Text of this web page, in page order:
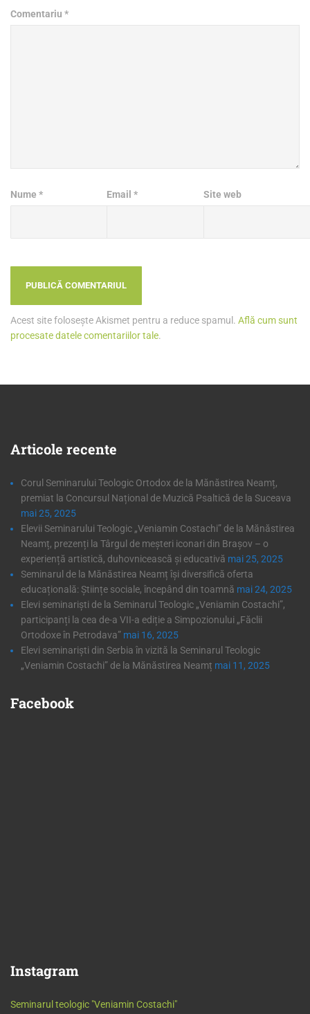
Comentariu *
Nume * Email* Site web
Acest site folosește Akismet pentru a reduce spamul. Află cum sunt
procesate datele comentariilor tale.
Articole recente
Corul Seminarului Teologic Ortodox de la Mănăstirea Neamț,
premiat la Concursul Național de Muzică Psaltică de la Suceava
mai 25, 2025
Elevii Seminarului Teologic „Veniamin Costachi” de la Mănăstirea
Neamț, prezenți la Târgul de meșteri iconari din Brașov – o
experiență artistică, duhovnicească și educativă mai 25, 2025
Seminarul de la Mănăstirea Neamț își diversifică oferta
educațională: Științe sociale, începând din toamnă mai 24, 2025
Elevi seminariști de la Seminarul Teologic „Veniamin Costachi”,
participanți la cea de-a VII-a ediție a Simpozionului „Făclii
Ortodoxe în Petrodava” mai 16, 2025
Elevi seminariști din Serbia în vizită la Seminarul Teologic
„Veniamin Costachi” de la Mănăstirea Neamț mai 11, 2025
Facebook
Instagram
Seminarul teologic "Veniamin Costachi"